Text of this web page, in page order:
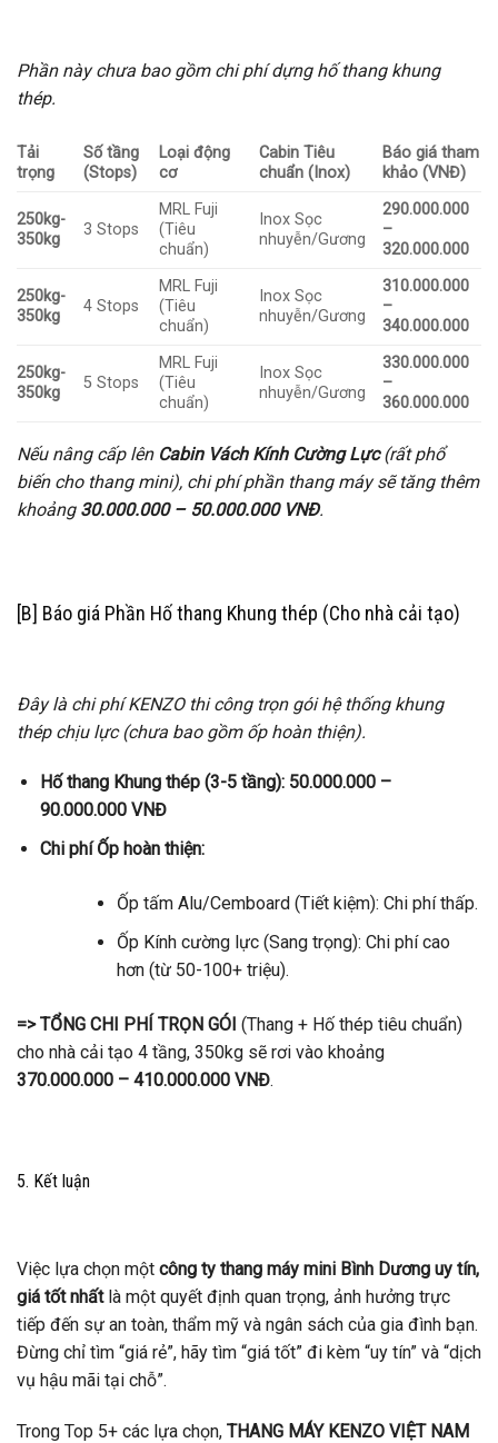
Phần này chưa bao gồm chi phí dựng hố thang khung
thép.
Tải
trọng
Số tầng
(Stops)
Loại động
cơ
Cabin Tiêu
chuẩn (Inox)
Báo giá tham
khảo (VNĐ)
250kg-
350kg
3 Stops
MRL Fuji
(Tiêu
chuẩn)
Inox Sọc
nhuyễn/Gương
290.000.000
–
320.000.000
250kg-
350kg
4 Stops
MRL Fuji
(Tiêu
chuẩn)
Inox Sọc
nhuyễn/Gương
310.000.000
–
340.000.000
250kg-
350kg
5 Stops
MRL Fuji
(Tiêu
chuẩn)
Inox Sọc
nhuyễn/Gương
330.000.000
–
360.000.000
Nếu nâng cấp lên Cabin Vách Kính Cường Lực(rất phổ
biến cho thang mini), chi phí phần thang máy sẽ tăng thêm
khoảng 30.000.000 – 50.000.000 VNĐ.
[B] Báo giá Phần Hố thang Khung thép (Cho nhà cải tạo)
Đây là chi phí KENZO thi công trọn gói hệ thống khung
thép chịu lực (chưa bao gồm ốp hoàn thiện).
Hố thang Khung thép (3-5 tầng): 50.000.000 –
90.000.000 VNĐ
Chi phí Ốp hoàn thiện:
Ốp tấm Alu/Cemboard (Tiết kiệm): Chi phí thấp.
Ốp Kính cường lực (Sang trọng): Chi phí cao
hơn (từ 50-100+ triệu).
=> TỔNG CHI PHÍ TRỌN GÓI (Thang + Hố thép tiêu chuẩn)
cho nhà cải tạo 4 tầng, 350kg sẽ rơi vào khoảng
370.000.000 – 410.000.000 VNĐ.
5. Kết luận
Việc lựa chọn một công ty thang máy mini Bình Dương uy tín,
giá tốt nhấtlà một quyết định quan trọng, ảnh hưởng trực
tiếp đến sự an toàn, thẩm mỹ và ngân sách của gia đình bạn.
Đừng chỉ tìm “giá rẻ”, hãy tìm “giá tốt” đi kèm “uy tín” và “dịch
vụ hậu mãi tại chỗ”.
Trong Top 5+ các lựa chọn, THANG MÁY KENZO VIỆT NAM